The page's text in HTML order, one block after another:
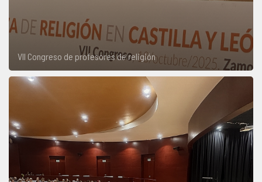
VII Congreso de profesores de religión